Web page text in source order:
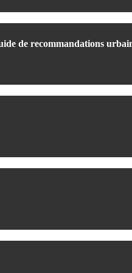
de recommandations